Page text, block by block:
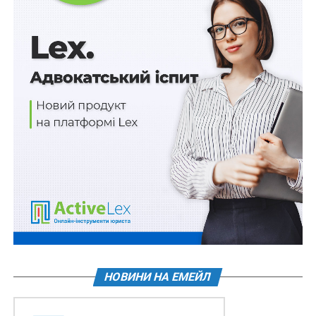
інкасаторських компаній/компаній з оброблення
готівки монет номіналом 10 копійок повними та
неповними мішечками, а також зарахування сум
прийнятих коштів на кореспондентські рахунки
банків, поточні рахунки інкасаторських компаній/
компаній з оброблення готівки;
Уповноваженим банкам з 01 жовтня 2025 р.
приймати від банків України, інкасаторських
компаній/компаній з оброблення готівки
монети номіналом 10 копійок із зарахуванням
сум прийнятих коштів на кореспондентські
рахунки банків, поточні рахунки інкасаторських
компаній/компаній з оброблення готівки та
банку як повними, так і неповними мішечками;
Читайте також:Недотримання уповноваженими
НОВИНИ НА ЕМЕЙЛ